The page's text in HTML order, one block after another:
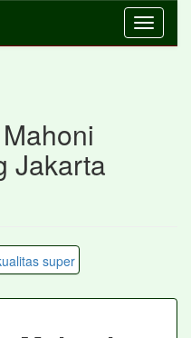
Toggle
Jakarta